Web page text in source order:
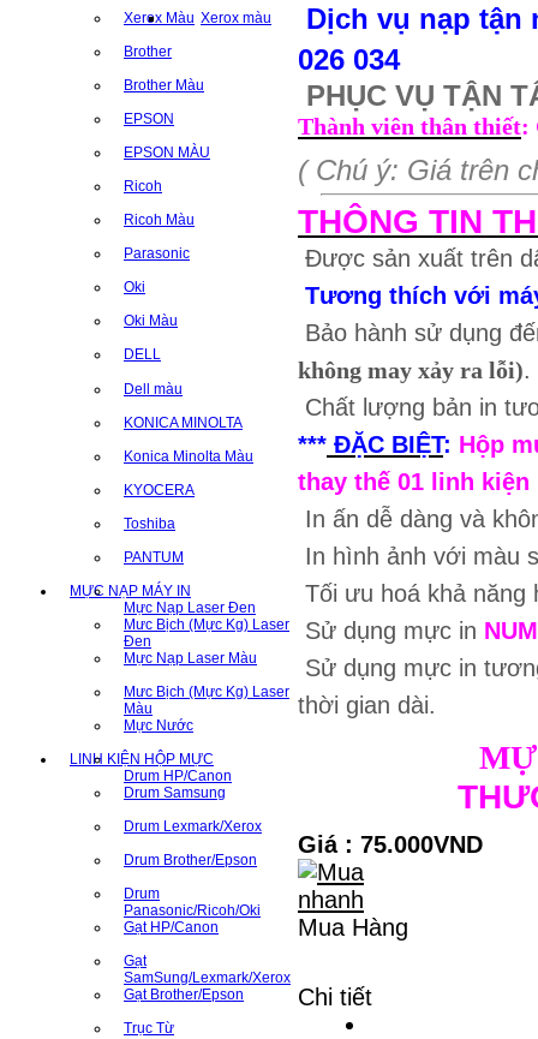
Xerox Màu Xerox màu
Brother
Brother Màu
EPSON
EPSON MÀU
Ricoh
Ricoh Màu
Parasonic
Oki
Oki Màu
DELL
Dell màu
KONICA MINOLTA
Konica Minolta Màu
KYOCERA
Toshiba
PANTUM
MỰC NẠP MÁY IN
Mực Nạp Laser Đen
Mưc Bịch (Mực Kg) Laser
Đen
Mực Nạp Laser Màu
Mưc Bịch (Mực Kg) Laser
Màu
Mực Nước
LINH KIỆN HỘP MỰC
Drum HP/Canon
Drum Samsung
Drum Lexmark/Xerox
Drum Brother/Epson
Drum
Panasonic/Ricoh/Oki
Gạt HP/Canon
Gạt
SamSung/Lexmark/Xerox
Gạt Brother/Epson
Trục Từ
Dịch vụ nạp tận
026 034
PHỤC VỤ TẬN
Thành viên thân thiết:
( Chú ý: Giá trên
THÔNG TIN
Được sản xuất trên
Tương thích với
Bảo hành sử dụng
không may xảy ra lỗi).
Chất lượng bản in
*** ĐẶC BIỆT: Hộp
thay thế 01 linh kiện
In ấn dễ dàng và
In hình ảnh với màu
Tối ưu hoá khả năng
Sử dụng mực in
Sử dụng mực in
thời gian dài.
Giá : 75.000VND
Mua Hàng
Chi tiết